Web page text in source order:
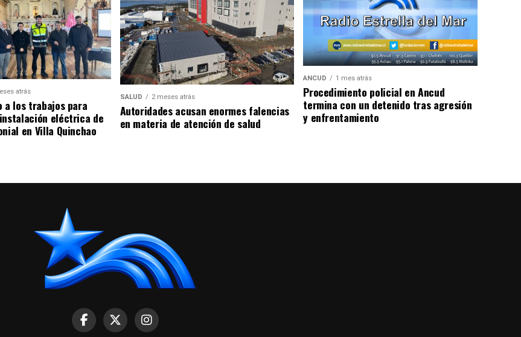
atrás
a los trabajos para
eléctrica de
en Villa Quinchao
SALUD 2 meses atrás
Autoridades acusan enormes falencias
en materia de atención de salud
ANCUD 1 mes atrás
Procedimiento policial en Ancud
termina con un detenido tras agresión
y enfrentamiento